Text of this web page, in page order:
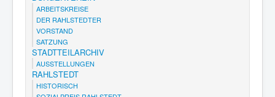
ARBEITSKREISE
DER RAHLSTEDTER
VORSTAND
SATZUNG
STADTTEILARCHIV
AUSSTELLUNGEN
RAHLSTEDT
HISTORISCH